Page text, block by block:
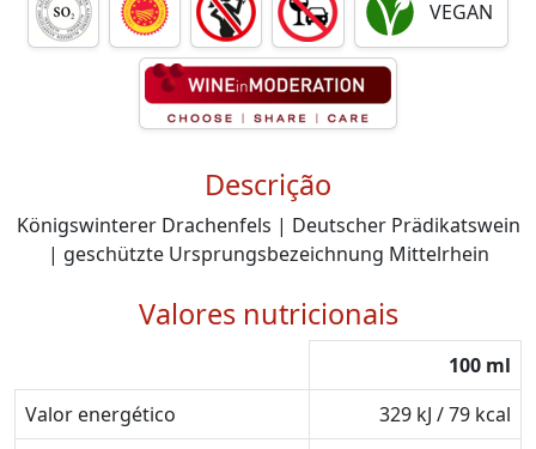
VEGAN
Descrição
Königswinterer Drachenfels | Deutscher Prädikatswein
| geschützte Ursprungsbezeichnung Mittelrhein
Valores nutricionais
100 ml
Valor energético
329 kJ / 79 kcal